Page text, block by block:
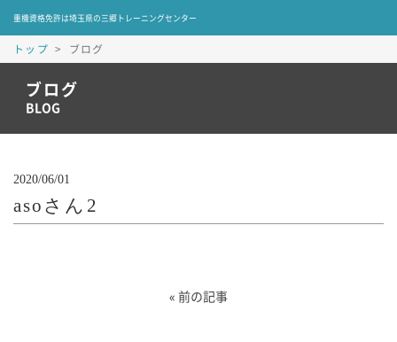
重機資格免許は埼玉県の三郷トレーニングセンター
トップ ブログ
ブログ
BLOG
2020/06/01
asoさん2
« 前の記事